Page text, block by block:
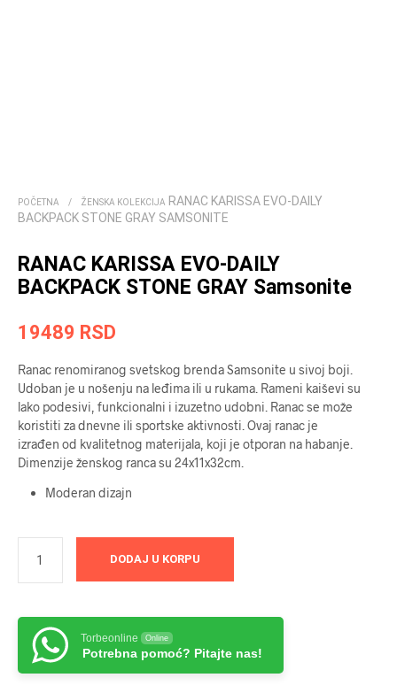
POČETNA / ŽENSKA KOLEKCIJA RANAC KARISSA EVO-DAILY
BACKPACK STONE GRAY SAMSONITE
RANAC KARISSA EVO-DAILY
BACKPACK STONE GRAY Samsonite
19489 RSD
Ranac renomiranog svetskog brenda Samsonite u sivoj boji.
Udoban je u nošenju na leđima ili u rukama. Rameni kaiševi su
lako podesivi, funkcionalni i izuzetno udobni. Ranac se može
koristiti za dnevne ili sportske aktivnosti. Ovaj ranac je
izrađen od kvalitetnog materijala, koji je otporan na habanje.
Dimenzije ženskog ranca su 24x11x32cm.
Moderan dizajn
DODAJ U KORPU
Torbeonline Online
Potrebna pomoć? Pitajte nas!